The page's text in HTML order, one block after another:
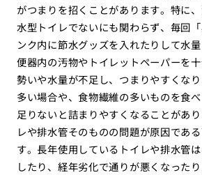
がつまりを招くことがあります。特に
水型トイレでないにも関わらず、毎回
ンク内に節水グッズを入れたりして水量
便器内の汚物やトイレットペーパーを
勢いや水量が不足し、つまりやすくな
多い場合や、食物繊維の多いものを食
足りないと詰まりやすくなることがあ
レや排水管そのものの問題が原因であ
す。長年使用しているトイレや排水管
したり、経年劣化で通りが悪くなった